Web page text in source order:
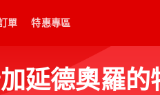
單 特惠專區
延德奧羅的